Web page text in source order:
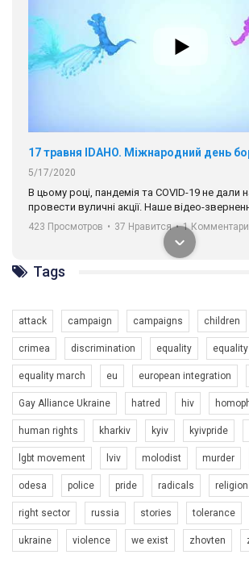
5/17/2020
В цьому році, пандемія та COVІD-19 не
провести вуличні акції. Наше відео-
навіть коли ми у різних містах та не можемо
разом. Ми закликаємо всіх хто поділяє
солідарності, приєднатися до нас.
ГАУ є в 16 областях України.
Разом наш голос лунає гучніше!
423 Просмотров • 37 Нравится • 1
6/30/2017
Емоційний та вражаючий промо-ролік на
представляє програму "Гей-альянс Україна"
насильству проти ЛГБТ в Україні.
1.9K Просмотров • 226 Нравится 5
Tags
attack campaign campaigns children
crimea discrimination equality
equality march eu european integration
Gay Alliance Ukraine hatred hiv
human rights kharkiv kyiv kyivpride
lgbt movement lviv molodist murder
odesa police pride radicals religion
right sector russia stories tolerance
ukraine violence we exist zhovten